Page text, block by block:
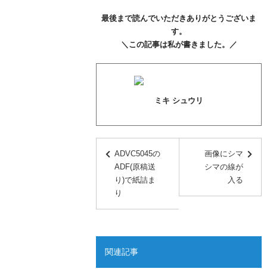
最後まで読んでいただきありがとうございま
す。
＼この記事は私が書きました。／
ミキ シュウリ
ADVC5045の
ADF(原稿送
り)で紙詰ま
り
画像にシマ
シマの線が
入る
関連記事